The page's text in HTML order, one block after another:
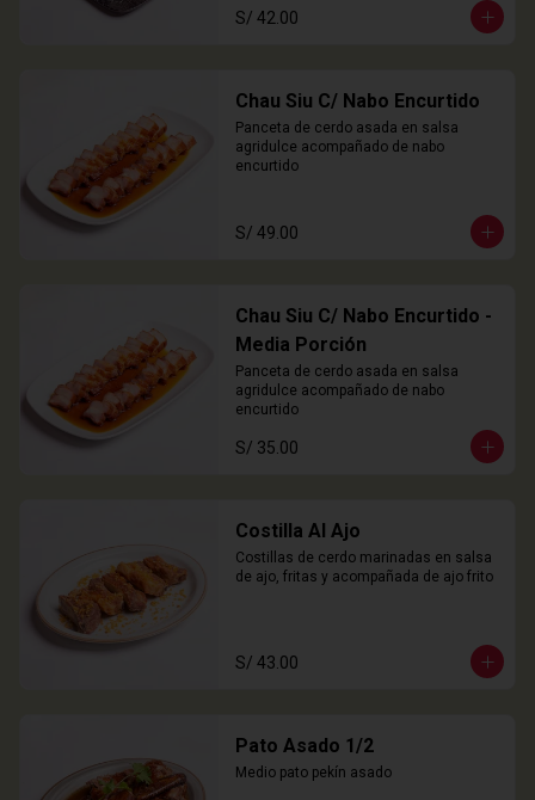
S/ 42.00
Chau Siu C/ Nabo Encurtido
Panceta de cerdo asada en salsa
agridulce acompañado de nabo
encurtido
S/ 49.00
Chau Siu C/ Nabo Encurtido -
Media Porción
Panceta de cerdo asada en salsa
agridulce acompañado de nabo
encurtido
S/ 35.00
Costilla Al Ajo
Costillas de cerdo marinadas en salsa
de ajo, fritas y acompañada de ajo frito
S/ 43.00
Pato Asado 1/2
Medio pato pekín asado